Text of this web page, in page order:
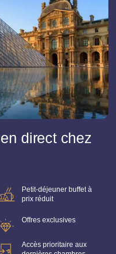
ou auprès de
!
direct chez
Petit-déjeuner buffet à
prix réduit
Offres exclusives
Accès prioritaire aux